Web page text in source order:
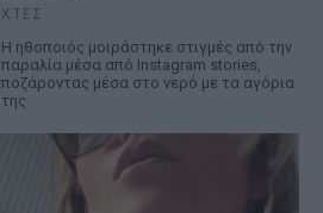
ΧΤΕΣ
Η ηθοποιός μοιράστηκε στιγμές από την
παραλία μέσα από Instagram stories,
ποζάροντας μέσα στο νερό με τα αγόρια
της